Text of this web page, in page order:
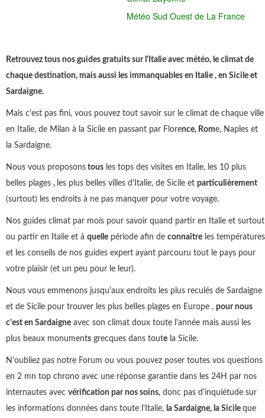
Météo Sud Ouest de La France
Retrouvez tous nos guides gratuits sur l'Italie avec météo, le climat de
chaque destination, mais aussi les immanquables en Italie , en Sicile et
Sardaigne.
Mais c'est pas fini, vous pouvez tout savoir sur le climat de chaque ville
en Italie, de Milan à la Sicile en passant par Florence, Rome, Naples et
la Sardaigne.
Nous vous proposons tous les tops des visites en Italie, les 10 plus
belles plages , les plus belles villes d'Italie, de Sicile et particulièrement
(surtout) les endroits à ne pas manquer pour votre voyage.
Nos guides climat par mois pour savoir quand partir en Italie et surtout
ou partir en Italie et à quelle période afin de connaître les températures
et les conseils de nos guides expert ayant parcouru tout le pays pour
votre plaisir (et un peu pour le leur).
Nous vous emmenons jusqu'aux endroits les plus reculés de Sardaigne
et de Sicile pour trouver les plus belles plages en Europe , pour nous
c'est en Sardaigne avec son climat doux toute l'année mais aussi les
plus beaux monuments grecques dans toute la Sicile.
N'oubliez pas notre Forum ou vous pouvez poser toutes vos questions
en 2 mn top chrono avec une réponse garantie dans les 24H par nos
internautes avec vérification par nos soins, donc pas d'inquiétude sur
les informations données dans toute l'Italie, la Sardaigne, la Sicile que